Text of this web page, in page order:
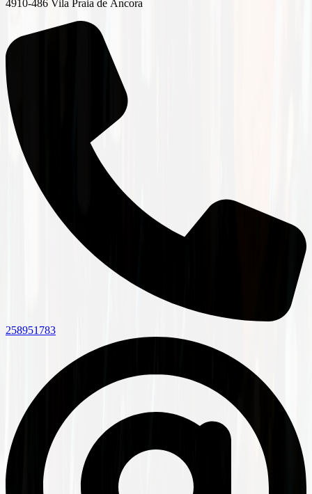
4910-486 Vila Praia de Âncora
258951783